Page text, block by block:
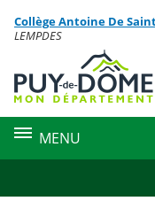
Menu de la rubrique
Contenu
Collège Antoine De
LEMPDES
MENU